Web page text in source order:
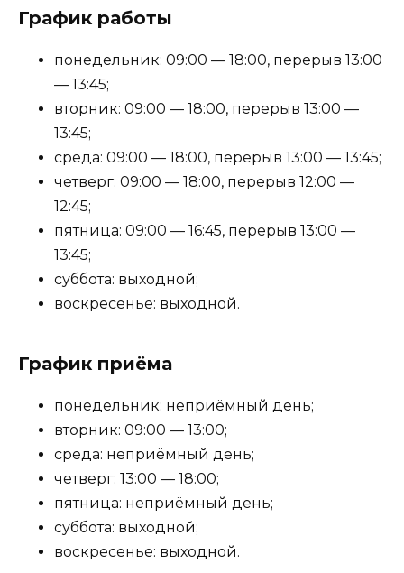
График работы
понедельник: 09:00 — 18:00, перерыв 13:00
— 13:45;
вторник: 09:00 — 18:00, перерыв 13:00 —
13:45;
среда: 09:00 — 18:00, перерыв 13:00 — 13:45;
четверг: 09:00 — 18:00, перерыв 12:00 —
12:45;
пятница: 09:00 — 16:45, перерыв 13:00 —
13:45;
суббота: выходной;
воскресенье: выходной.
График приёма
понедельник: неприёмный день;
вторник: 09:00 — 13:00;
среда: неприёмный день;
четверг: 13:00 — 18:00;
пятница: неприёмный день;
суббота: выходной;
воскресенье: выходной.